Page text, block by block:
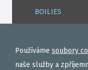
BOILIES
TEKUTÉ
OBALOVAČKY
Používáme soubory
naše služby a